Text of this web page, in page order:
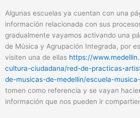
Algunas escuelas ya cuentan con una
información relacionada con sus
gradualmente vayamos activando una
de Música y Agrupación Integrada, por
visiten una de ellas https://
cultura-ciudadana/red-de-practicas-
de-musicas-de-medellin/escuela-
tomen como referencia y se vayan
información que nos pueden ir